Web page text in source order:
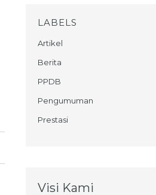
LABELS
Artikel
Berita
PPDB
Pengumuman
Prestasi
Visi Kami